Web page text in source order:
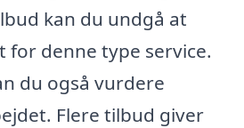
kan du undgå at
for denne type service.
du også vurdere
Flere tilbud giver